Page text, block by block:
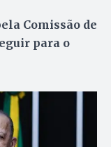
Comissão de
para o